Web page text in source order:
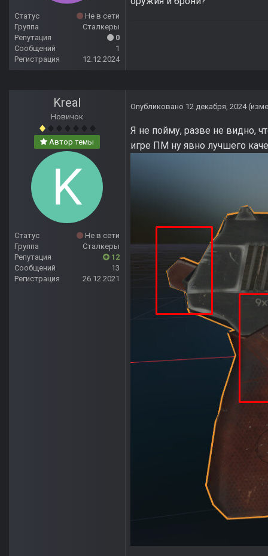
Статус
Не в сети
Группа
Сталкеры
Репутация
0
Сообщений
1
Регистрация
12.12.2024
Kreal
Новичок
Автор темы
Статус
Не в сети
Группа
Сталкеры
Репутация
12
Сообщений
13
Регистрация
26.12.2021
Опубликовано 12 декабря, 2024
Я не пойму, разве не видно,
игре ПМ ну явно лучшего